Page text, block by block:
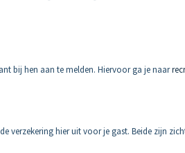
bij hen aan te melden. Hiervoor ga je naar
verzekering hier uit voor je gast. Beide zijn